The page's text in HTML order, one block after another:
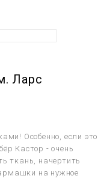
Ларс
Особенно, если это
Кастор - очень
ткань, начертить
на нужное